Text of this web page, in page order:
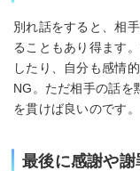
別れ話をすると、相
ることもあり得ます
したり、自分も感情
NG。ただ相手の話を
を貫けば良いのです。
最後に感謝や